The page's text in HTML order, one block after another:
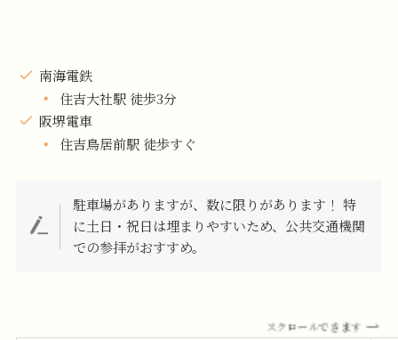
南海電鉄
住吉大社駅 徒歩3分
阪堺電車
住吉鳥居前駅 徒歩すぐ
駐車場がありますが、数に限りがあります！ 特
に土日・祝日は埋まりやすいため、公共交通機関
での参拝がおすすめ。
スクロールできます